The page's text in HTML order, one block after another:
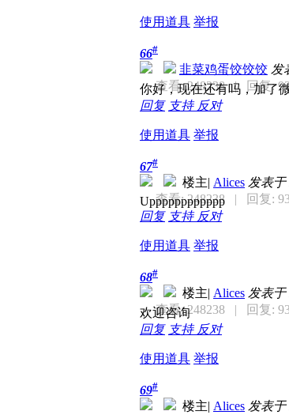
使用道具 举报
66#
韭菜鸡蛋饺饺饺 发
查看: 248238| 回复:
你好，现在还有吗，加了
回复 支持 反对
使用道具 举报
67#
楼主| Alices 发表于
查看: 248238
| 回复:
Upppppppppppp
回复 支持 反对
使用道具 举报
68#
楼主| Alices 发表于
查看: 248238
| 回复:
欢迎咨询
回复 支持 反对
使用道具 举报
69#
楼主| Alices 发表于